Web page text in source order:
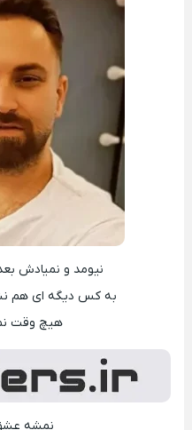
نیومد و نمیادش
به کس دیگه ای هم
هیچ وقت
نمشه